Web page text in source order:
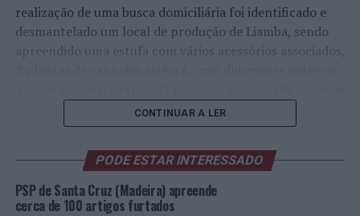
realização de uma busca domiciliária foi identificado e
desmantelado um local de produção de Liamba, sendo
apreendido uma estufa com vários acessórios associados,
haxixe e valores monetários, entre outros objetos
relacionados com este ilícito criminal.
Os detidos foram presentes à Autoridade Judiciária
competente, sendo-lhes aplicada a medida de coação de
termo de identidade e residência.
CONTINUAR A LER
PODE ESTAR INTERESSADO
PSP de Santa Cruz (Madeira) apreende
cerca de 100 artigos furtados